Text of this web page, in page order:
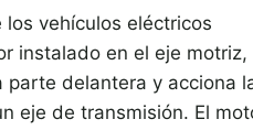
vehículos eléctricos
instalado en el eje motriz,
parte delantera y acciona
eje de transmisión. El